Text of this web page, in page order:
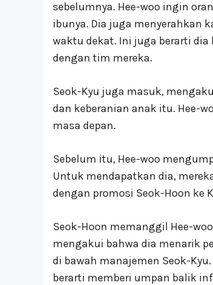
sebelumnya. Hee-woo ingin
ibunya. Dia juga menyerahkan
waktu dekat. Ini juga berarti dia
dengan tim mereka.
Seok-Kyu juga masuk,
dan keberanian anak itu. Hee-
masa depan.
Sebelum itu, Hee-woo
Untuk mendapatkan dia,
dengan promosi Seok-Hoon ke
Seok-Hoon memanggil Hee-
mengakui bahwa dia menarik
di bawah manajemen Seok-
berarti memberi umpan balik